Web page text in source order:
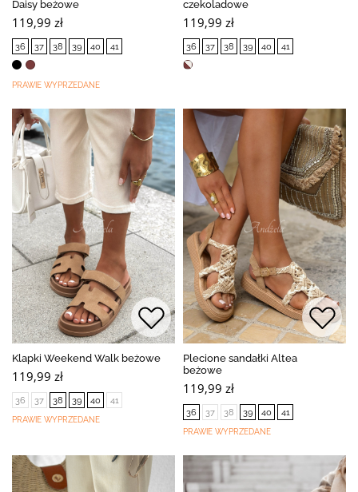
Daisy beżowe
119,99 zł
36 37 38 39 40 41
PRAWIE WYPRZEDANE
czekoladowe
119,99 zł
36 37 38 39 40 41
Klapki Weekend Walk beżowe
119,99 zł
36 37 38 39 40 41
PRAWIE WYPRZEDANE
Plecione sandałki Altea
beżowe
119,99 zł
36 37 38 39 40 41
PRAWIE WYPRZEDANE